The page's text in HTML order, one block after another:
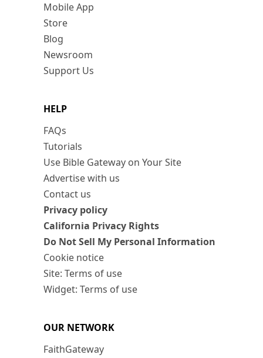
Mobile App
Store
Blog
Newsroom
Support Us
HELP
FAQs
Tutorials
Use Bible Gateway on Your Site
Advertise with us
Contact us
Privacy policy
California Privacy Rights
Do Not Sell My Personal Information
Cookie notice
Site: Terms of use
Widget: Terms of use
OUR NETWORK
FaithGateway